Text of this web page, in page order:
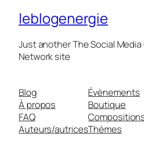
leblogenergie
Just another The Social Media
Network site
Blog
À propos
FAQ
Auteurs/autrices
Évènements
Boutique
Thèmes